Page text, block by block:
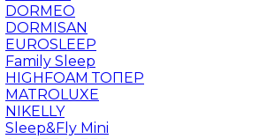
DORMEO
DORMISAN
EUROSLEEP
Family Sleep
HIGHFOAM ТОПЕР
MATROLUXE
NIKELLY
Sleep&Fly Mini